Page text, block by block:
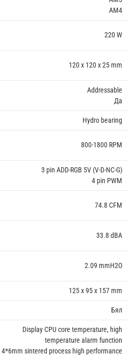
AM4
220 W
120 x 120 x 25 mm
Addressable
Да
Hydro bearing
800-1800 RPM
3 pin ADD-RGB 5V (V-D-NC-G)
4 pin PWM
74.8 CFM
33.8 dBA
2.09 mmH2O
125 x 95 x 157 mm
Бял
Display CPU core temperature, high
temperature alarm function
4*6mm sintered process high performance